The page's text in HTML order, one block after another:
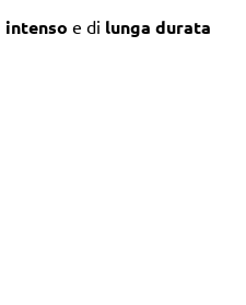
intenso e di lunga durata